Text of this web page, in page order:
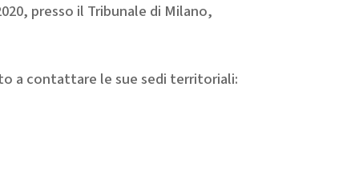
presso il Tribunale di Milano,
a contattare le sue sedi territoriali: